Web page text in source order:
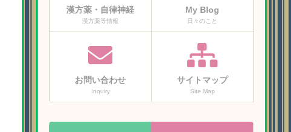
漢方薬・自律神経
漢方薬等情報
My Blog
日々のこと
お問い合わせ
Inquiry
サイトマップ
Site Map